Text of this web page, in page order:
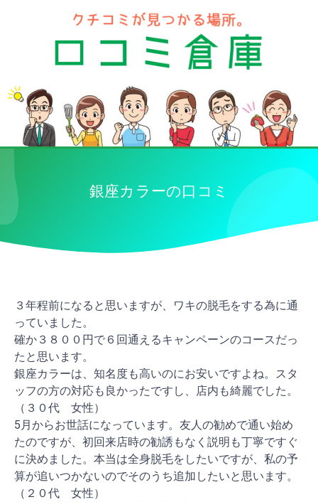
銀座カラーの口コミ
３年程前になると思いますが、ワキの脱毛をする為に通
っていました。
確か３８００円で６回通えるキャンペーンのコースだっ
たと思います。
銀座カラーは、知名度も高いのにお安いですよね。スタ
ッフの方の対応も良かったですし、店内も綺麗でした。
（３０代 女性）
5月からお世話になっています。友人の勧めで通い始め
たのですが、初回来店時の勧誘もなく説明も丁寧ですぐ
に決めました。本当は全身脱毛をしたいですが、私の予
算が追いつかないのでそのうち追加したいと思います。
（２０代 女性）